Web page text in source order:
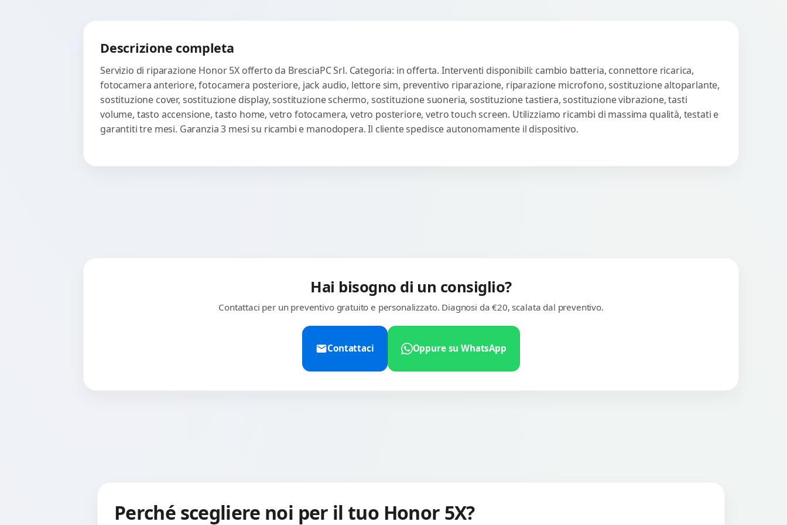
Descrizione completa
Servizio di riparazione Honor 5X offerto da BresciaPC Srl. Categoria: in offerta. Interventi disponibili: cambio batteria, connettore ricarica,
fotocamera anteriore, fotocamera posteriore, jack audio, lettore sim, preventivo riparazione, riparazione microfono, sostituzione altoparlante,
sostituzione cover, sostituzione display, sostituzione schermo, sostituzione suoneria, sostituzione tastiera, sostituzione vibrazione, tasti
volume, tasto accensione, tasto home, vetro fotocamera, vetro posteriore, vetro touch screen. Utilizziamo ricambi di massima qualità, testati e
garantiti tre mesi. Garanzia 3 mesi su ricambi e manodopera. Il cliente spedisce autonomamente il dispositivo.
Hai bisogno di un consiglio?
Contattaci per un preventivo gratuito e personalizzato. Diagnosi da €20, scalata dal preventivo.
Contattaci Oppure su WhatsApp
Perché scegliere noi per il tuo Honor 5X?